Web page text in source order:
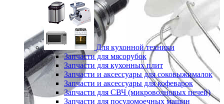
Для кухонной техники
Запчасти для мясорубок
Запчасти для кухонных плит
Запчасти и аксессуары для соковыжималок
Запчасти и аксессуары для кофеварок
Запчасти для СВЧ (микроволновых печей)
Запчасти для посудомоечных машин